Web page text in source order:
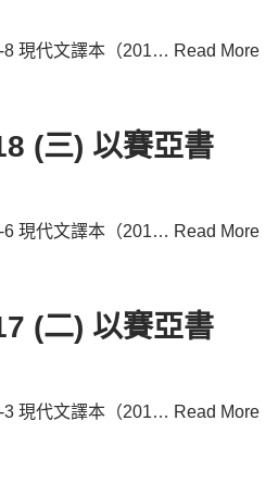
8 現代文譯本（201… Read More
(三) 以賽亞書
6 現代文譯本（201… Read More
(二) 以賽亞書
3 現代文譯本（201… Read More